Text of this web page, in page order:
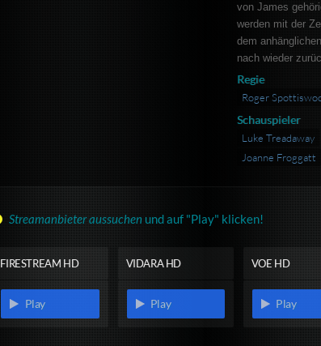
von James
werden mit der
dem
nach wieder
Regie
Roger
Schauspieler
Luke Treadaway
Joanne Froggatt
Streamanbieter aussuchen und auf "Play" klicken!
FIRESTREAM HD
Play
VIDARA HD
Play
VOE HD
Play